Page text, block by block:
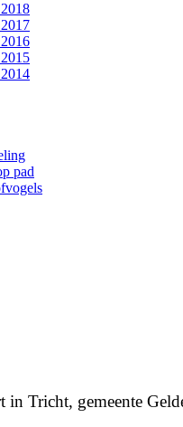
pad
Tricht, gemeente